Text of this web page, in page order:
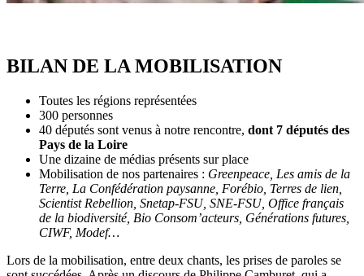
BILAN DE LA MOBILISATION
Toutes les régions représentées
300 personnes
40 députés sont venus à notre rencontre, dont 7 députés des
Pays de la Loire
Une dizaine de médias présents sur place
Mobilisation de nos partenaires : Greenpeace, Les amis de la
Terre, La Confédération paysanne, Forébio, Terres de lien,
Scientist Rebellion, Snetap-FSU, SNE-FSU, Office français
de la biodiversité, Bio Consom’acteurs, Générations futures,
CIWF, Modef…
Lors de la mobilisation, entre deux chants, les prises de paroles se